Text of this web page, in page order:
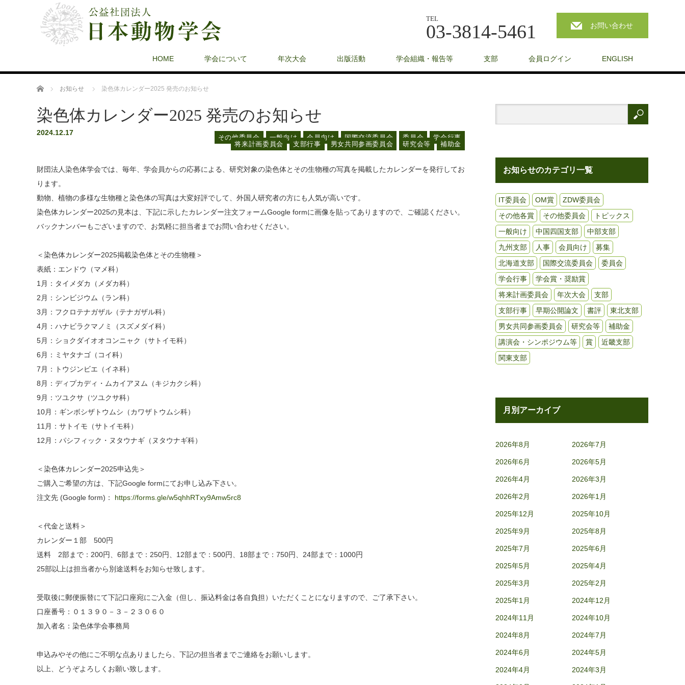
TEL
03-3814-5461 お問い合わせ
HOME 学会について 年次大会 出版活動 学会組織・報告等 支部 会員ログイン ENGLISH
ホーム お知らせ 染色体カレンダー2025 発売のお知らせ
染色体カレンダー2025 発売のお知らせ
2024.12.17
その他委員会 一般向け 会員向け 国際交流委員会 委員会
学会行事
将来計画委員会
支部行事 男女共同参画委員会 研究会等 補助金
財団法人染色体学会では、毎年、学会員からの応募による、研究対象の染色体とその生物種の写真を掲載したカレンダーを発行してお
ります。
動物、植物の多様な生物種と染色体の写真は大変好評でして、外国人研究者の方にも人気が高いです。
染色体カレンダー2025の見本は、下記に示したカレンダー注文フォームGoogle formに画像を貼ってありますので、ご確認ください。
バックナンバーもございますので、お気軽に担当者までお問い合わせください。
＜染色体カレンダー2025掲載染色体とその生物種＞
表紙：エンドウ（マメ科）
1月：タイメダカ（メダカ科）
2月：シンビジウム（ラン科）
3月：フクロテナガザル（テナガザル科）
4月：ハナビラクマノミ（スズメダイ科）
5月：ショクダイオオコンニャク（サトイモ科）
6月：ミヤタナゴ（コイ科）
7月：トウジンビエ（イネ科）
8月：ディプカディ・ムカイアヌム（キジカクシ科）
9月：ツユクサ（ツユクサ科）
10月：ギンボシザトウムシ（カワザトウムシ科）
11月：サトイモ（サトイモ科）
12月：パシフィック・ヌタウナギ（ヌタウナギ科）
＜染色体カレンダー2025申込先＞
ご購入ご希望の方は、下記Google formにてお申し込み下さい。
注文先 (Google form)： https://forms.gle/w5qhhRTxy9Amw5rc8
＜代金と送料＞
カレンダー１部 500円
送料 2部まで：200円、6部まで：250円、12部まで：500円、18部まで：750円、24部まで：1000円
25部以上は担当者から別途送料をお知らせ致します。
受取後に郵便振替にて下記口座宛にご入金（但し、振込料金は各自負担）いただくことになりますので、ご了承下さい。
口座番号：０１３９０－３－２３０６０
加入者名：染色体学会事務局
申込みやその他にご不明な点ありましたら、下記の担当者までご連絡をお願いします。
以上、どうぞよろしくお願い致します。
お知らせのカテゴリ一覧
IT委員会 OM賞
ZDW委員会
その他各賞
その他委員会
トピックス
一般向け
中国四国支部
中部支部
九州支部
人事 会員向け
募集
北海道支部
国際交流委員会
委員会
学会行事
学会賞・奨励賞
将来計画委員会
年次大会
支部
支部行事
早期公開論文 書評
東北支部
男女共同参画委員会
研究会等
補助金
講演会・シンポジウム等
賞
近畿支部
関東支部
月別アーカイブ
2026年8月 2026年7月
2026年6月 2026年5月
2026年4月 2026年3月
2026年2月 2026年1月
2025年12月 2025年10月
2025年9月 2025年8月
2025年7月 2025年6月
2025年5月 2025年4月
2025年3月 2025年2月
2025年1月 2024年12月
2024年11月 2024年10月
2024年8月 2024年7月
2024年6月 2024年5月
2024年4月 2024年3月